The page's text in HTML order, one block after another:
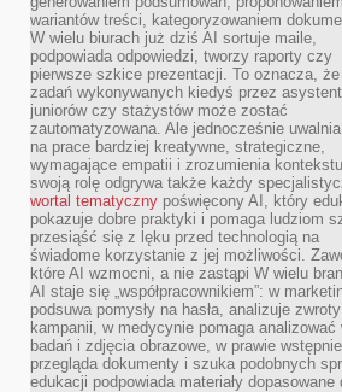
wariantów treści, kategoryzowaniem
W wielu biurach już dziś AI sortuje maile,
podpowiada odpowiedzi, tworzy raporty czy
pierwsze szkice prezentacji. To oznacza,
zadań wykonywanych kiedyś przez
juniorów czy stażystów może zostać
zautomatyzowana. Ale jednocześnie
na prace bardziej kreatywne, strategiczne,
wymagające empatii i zrozumienia
swoją rolę odgrywa także każdy
wortal tematyczny poświęcony AI, który
pokazuje dobre praktyki i pomaga ludziom
przesiąść się z lęku przed technologią na
świadome korzystanie z jej możliwości.
które AI wzmocni, a nie zastąpi W wielu
AI staje się „współpracownikiem”: w
podsuwa pomysły na hasła, analizuje
kampanii, w medycynie pomaga analizować
badań i zdjęcia obrazowe, w prawie wstępnie
przegląda dokumenty i szuka podobnych
edukacji podpowiada materiały dopasowane